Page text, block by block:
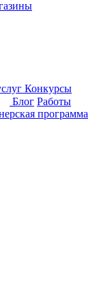
Конкурсы
Блог Работы
программа